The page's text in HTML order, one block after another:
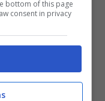
bottom of this page
consent in privacy